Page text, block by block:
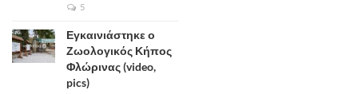
5
Εγκαινιάστηκε ο
Ζωολογικός Κήπος
Φλώρινας (video,
pics)